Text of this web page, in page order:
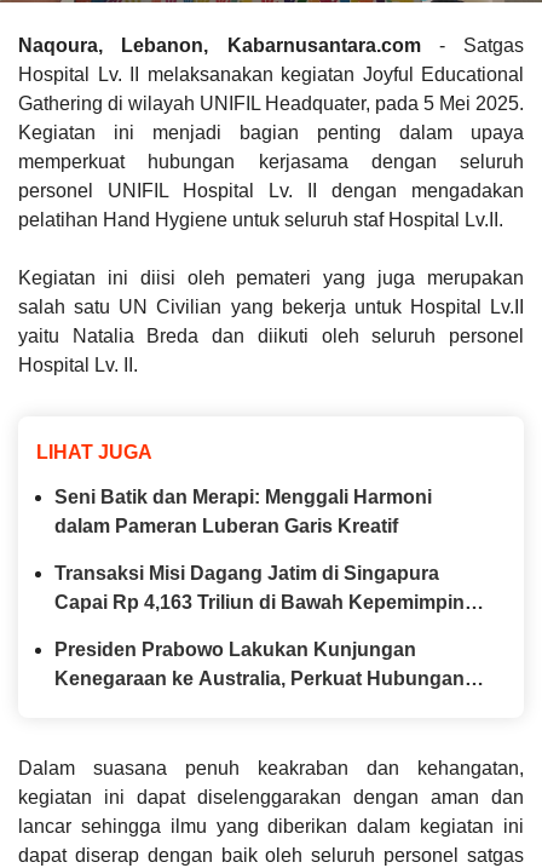
Naqoura, Lebanon, Kabarnusantara.com- Satgas
Hospital Lv. II melaksanakan kegiatan Joyful Educational
Gathering di wilayah UNIFIL Headquater, pada 5 Mei 2025.
Kegiatan ini menjadi bagian penting dalam upaya
memperkuat hubungan kerjasama dengan seluruh
personel UNIFIL Hospital Lv. II dengan mengadakan
pelatihan Hand Hygiene untuk seluruh staf Hospital Lv.II.
Kegiatan ini diisi oleh pemateri yang juga merupakan
salah satu UN Civilian yang bekerja untuk Hospital Lv.II
yaitu Natalia Breda dan diikuti oleh seluruh personel
Hospital Lv. II.
LIHAT JUGA
Seni Batik dan Merapi: Menggali Harmoni
dalam Pameran Luberan Garis Kreatif
Transaksi Misi Dagang Jatim di Singapura
Capai Rp 4,163 Triliun di Bawah Kepemimpinan
Presiden Prabowo Lakukan Kunjungan
Kenegaraan ke Australia, Perkuat Hubungan
Dalam suasana penuh keakraban dan kehangatan,
kegiatan ini dapat diselenggarakan dengan aman dan
lancar sehingga ilmu yang diberikan dalam kegiatan ini
dapat diserap dengan baik oleh seluruh personel satgas